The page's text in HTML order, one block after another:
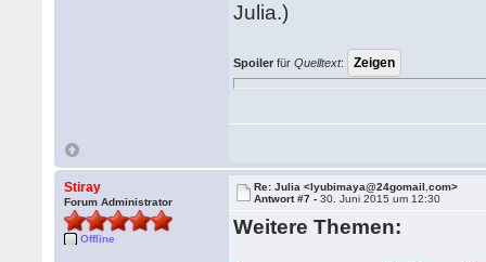
Julia.)
Spoiler fürQuelltext:
Stiray
Forum Administrator
Offline
Re: Julia <lyubimaya@24gomail.com>
Antwort #7 -30. Juni 2015 um 12:30
Weitere Themen: